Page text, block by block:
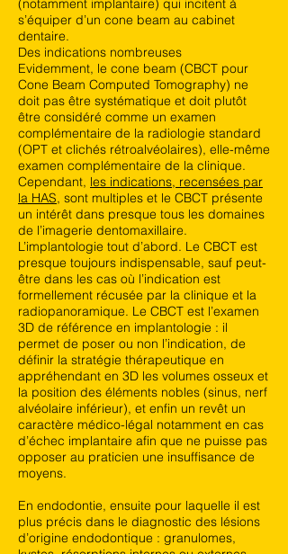
(notamment implantaire) qui incitent à
s’équiper d’un cone beam au cabinet
dentaire.
Des indications nombreuses
Evidemment, le cone beam (CBCT pour
Cone Beam Computed Tomography) ne
doit pas être systématique et doit plutôt
être considéré comme un examen
complémentaire de la radiologie standard
(OPT et clichés rétroalvéolaires), elle-même
examen complémentaire de la clinique.
Cependant, les indications, recensées par
la HAS, sont multiples et le CBCT présente
un intérêt dans presque tous les domaines
de l’imagerie dentomaxillaire.
L’implantologie tout d’abord. Le CBCT est
presque toujours indispensable, sauf peut-
être dans les cas où l’indication est
formellement récusée par la clinique et la
radiopanoramique. Le CBCT est l’examen
3D de référence en implantologie : il
permet de poser ou non l’indication, de
définir la stratégie thérapeutique en
appréhendant en 3D les volumes osseux et
la position des éléments nobles (sinus, nerf
alvéolaire inférieur), et enfin un revêt un
caractère médico-légal notamment en cas
d’échec implantaire afin que ne puisse pas
opposer au praticien une insuffisance de
moyens.
En endodontie, ensuite pour laquelle il est
plus précis dans le diagnostic des lésions
d’origine endodontique : granulomes,